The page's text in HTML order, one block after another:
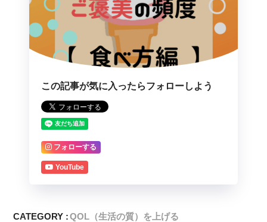
この記事が気に入ったらフォローしよう
フォローする
YouTube
CATEGORY :QOL（生活の質）を上げる